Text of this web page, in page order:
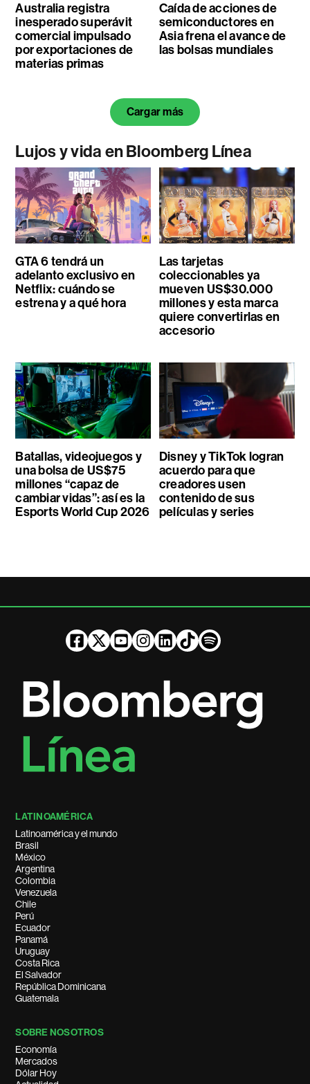
Australia registra
inesperado superávit
comercial impulsado
por exportaciones de
materias primas
Caída de acciones de
semiconductores en
Asia frena el avance de
las bolsas mundiales
Cargar más
Lujos y vida en Bloomberg Línea
GTA 6 tendrá un
adelanto exclusivo en
Netflix: cuándo se
estrena y a qué hora
Las tarjetas
coleccionables ya
mueven US$30.000
millones y esta marca
quiere convertirlas en
accesorio
Batallas, videojuegos y
una bolsa de US$75
millones “capaz de
cambiar vidas”: así es la
Esports World Cup 2026
Disney y TikTok logran
acuerdo para que
creadores usen
contenido de sus
películas y series
LATINOAMÉRICA
Latinoamérica y el mundo
Brasil
México
Argentina
Colombia
Venezuela
Chile
Perú
Ecuador
Panamá
Uruguay
Costa Rica
El Salvador
República Dominicana
Guatemala
SOBRE NOSOTROS
Economía
Mercados
Dólar Hoy